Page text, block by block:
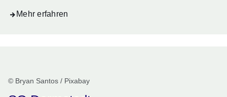
Mehr erfahren
© Bryan Santos / Pixabay